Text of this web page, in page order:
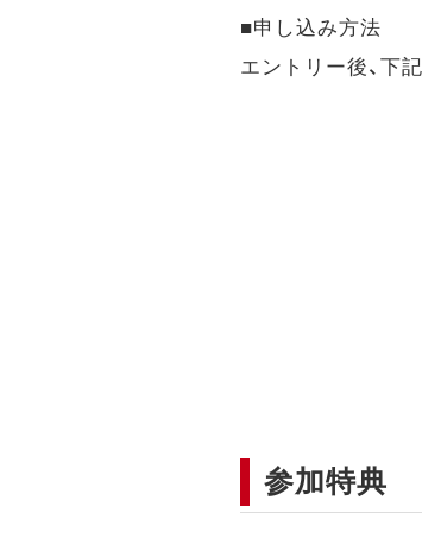
■申し込み方法
エントリー後、下
参加特典